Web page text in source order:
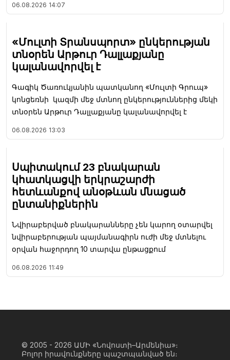
06.08.2026 14:07
«Մուլտի Տրանսպորտ» ընկերության
տնօրեն Արթուր Դալլաքյանը
կալանավորվել է
Գագիկ Ծառուկյանին պատկանող «Մուլտի Գրուպ»
կոնցեռնի կազմի մեջ մտնող ընկերություններից մեկի
տնօրեն Արթուր Դալլաքյանը կալանավորվել է
06.08.2026 13:03
Սպիտակում 23 բնակարան
կհատկացվի երկրաշարժի
հետևանքով անօթևան մնացած
ընտանիքներին
Նվիրաբերված բնակարանները չեն կարող օտարվել
նվիրաբերության պայմանագիրն ուժի մեջ մտնելու
օրվան հաջորդող 10 տարվա ընթացքում
06.08.2026 11:49
© 2005 - 2026 ԱՄԻ «Նովոստի–Արմենիա»։
Բոլոր իրավունքները պաշտպանված են։